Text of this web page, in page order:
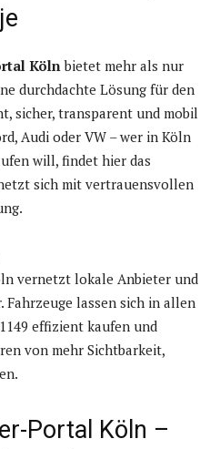
Kölnbietet mehr als nur
durchdachte Lösung für den
sicher, transparent und mobil
Audi oder VW – wer in Köln
will, findet hier das
sich mit vertrauensvollen
vernetzt lokale Anbieter und
Fahrzeuge lassen sich in allen
effizient kaufen und
von mehr Sichtbarkeit,
Portal Köln –